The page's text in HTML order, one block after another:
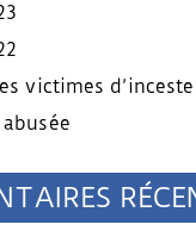
victimes
abusée